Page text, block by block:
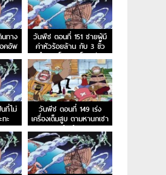
ทาง
คอัพ
วันพีช ตอนที่ 151 ชายผู้มี
ค่าหัวร้อยล้าน กับ 3 ขั้ว
อำนาจโลกและโจรสลัด
หนวดดำ
ที่ไม่
ะ
วันพีช ตอนที่ 149 เร่ง
เครื่องเต็มสูบ ตามหานกเซา
ท์เบิร์ด